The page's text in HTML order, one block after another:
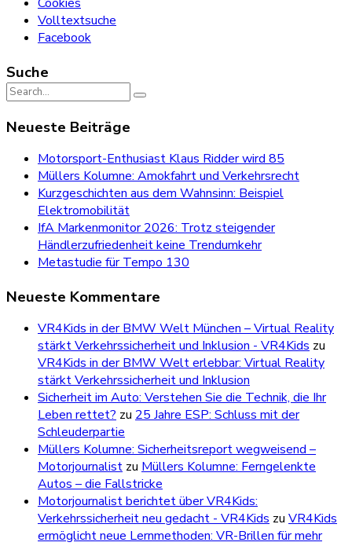
Volltextsuche
Facebook
Suche
Search
for:
Neueste Beiträge
Motorsport-Enthusiast Klaus Ridder wird 85
Müllers Kolumne: Amokfahrt und Verkehrsrecht
Kurzgeschichten aus dem Wahnsinn: Beispiel
Elektromobilität
IfA Markenmonitor 2026: Trotz steigender
Händlerzufriedenheit keine Trendumkehr
Metastudie für Tempo 130
Neueste Kommentare
VR4Kids in der BMW Welt München – Virtual Reality
stärkt Verkehrssicherheit und Inklusion - VR4Kids zu
VR4Kids in der BMW Welt erlebbar: Virtual Reality
stärkt Verkehrssicherheit und Inklusion
Sicherheit im Auto: Verstehen Sie die Technik, die Ihr
Leben rettet? zu 25 Jahre ESP: Schluss mit der
Schleuderpartie
Müllers Kolumne: Sicherheitsreport wegweisend –
Motorjournalist zu Müllers Kolumne: Ferngelenkte
Autos – die Fallstricke
Motorjournalist berichtet über VR4Kids:
Verkehrssicherheit neu gedacht - VR4Kids zu VR4Kids
ermöglicht neue Lernmethoden: VR-Brillen für mehr